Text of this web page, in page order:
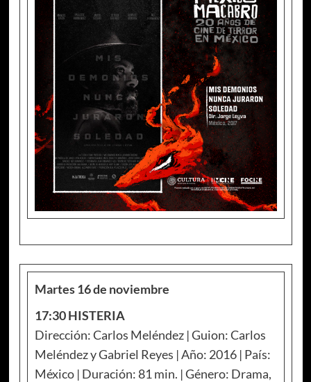
Martes 16 de noviembre
17:30 HISTERIA
Dirección: Carlos Meléndez | Guion: Carlos
Meléndez y Gabriel Reyes | Año: 2016 | País:
México | Duración: 81 min. | Género: Drama,